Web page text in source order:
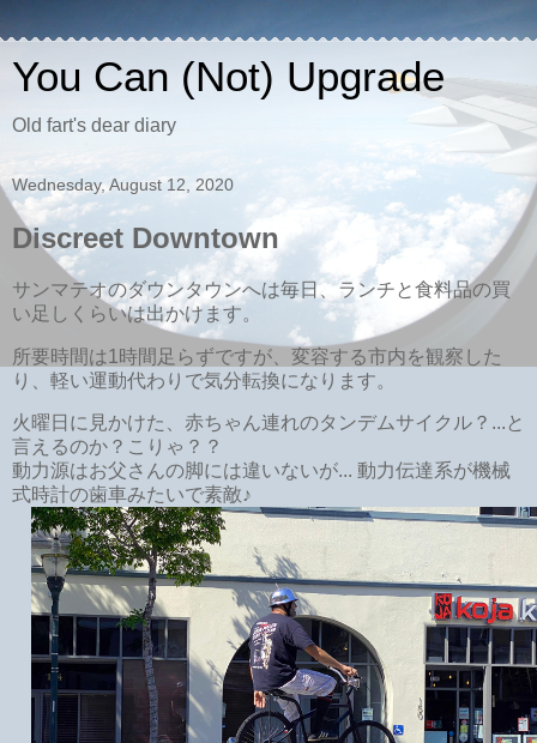
You Can (Not) Upgrade
Old fart's dear diary
Wednesday, August 12, 2020
Discreet Downtown
サンマテオのダウンタウンへは毎日、ランチと食料品の買
い足しくらいは出かけます。
所要時間は1時間足らずですが、変容する市内を観察した
り、軽い運動代わりで気分転換になります。
火曜日に見かけた、赤ちゃん連れのタンデムサイクル？...と
言えるのか？こりゃ？？
動力源はお父さんの脚には違いないが... 動力伝達系が機械
式時計の歯車みたいで素敵♪